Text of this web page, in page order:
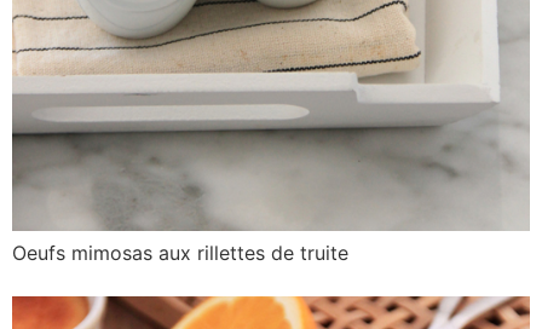
Oeufs mimosas aux rillettes de truite